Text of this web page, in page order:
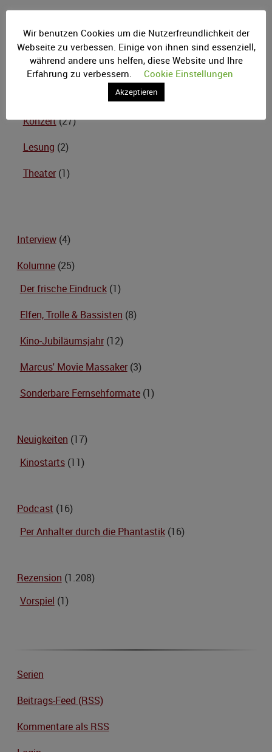
Kategorien
Artikel(62)
(56)
Konzert(27)
Lesung (2)
Theater(1)
Interview(4)
Kolumne(25)
Der frische Eindruck(1)
Elfen, Trolle & Bassisten (8)
Kino-Jubiläumsjahr(12)
Marcus' Movie Massaker(3)
Sonderbare Fernsehformate(1)
Neuigkeiten (17)
Kinostarts(11)
Podcast (16)
Per Anhalter durch die Phantastik(16)
Rezension (1.208)
Vorspiel (1)
Serien
Beitrags-Feed (RSS)
Kommentare als RSS
Wir benutzen Cookies um die Nutzerfreundlichkeit der
Webseite zu verbessen. Einige von ihnen sind essenziell,
während andere uns helfen, diese Website und Ihre
Erfahrung zu verbessern.
Cookie Einstellungen
Akzeptieren